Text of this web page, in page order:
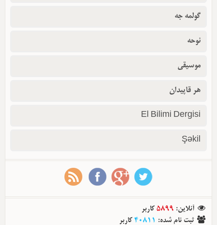
گولمه جه
نوحه
موسیقی
هر قاپیدان
El Bilimi Dergisi
Şəkil
آنلاین:
5899 کاربر
ثبت نام شده:
40811 کاربر